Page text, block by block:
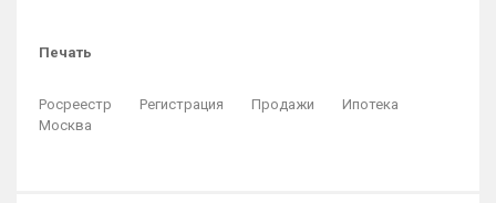
Печать
Росреестр Регистрация Продажи
Ипотека
Москва